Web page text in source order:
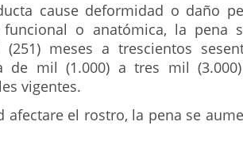
cause deformidad o daño
o anatómica, la pena
meses a trescientos
de mil (1.000) a tres mil
vigentes.
afectare el rostro, la pena se